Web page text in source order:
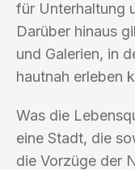
für Unterhaltung
Darüber hinaus
und Galerien, in
hautnah erleben
Was die
eine Stadt, die
die Vorzüge der